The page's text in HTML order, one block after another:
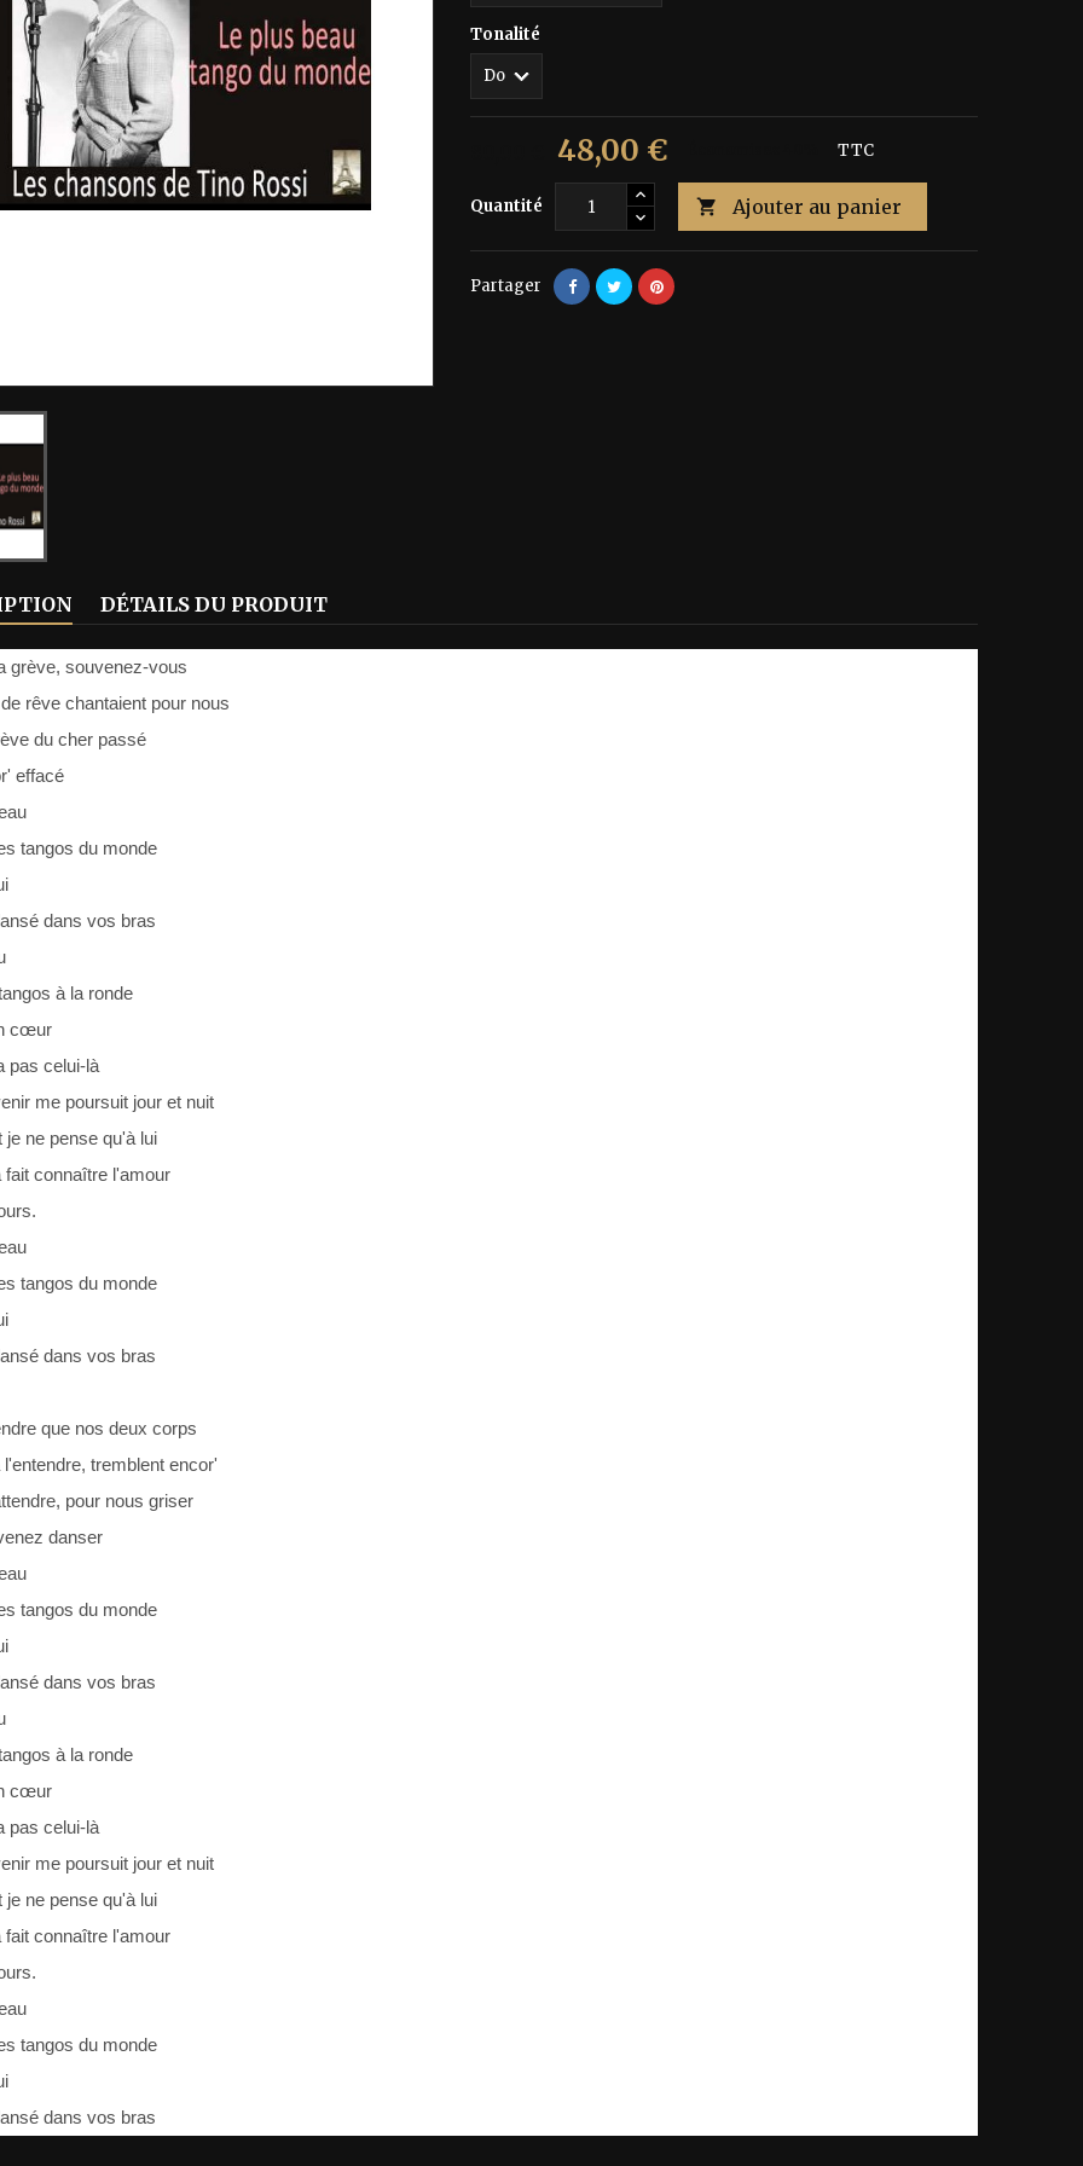
Tonalité
48,00 € TTC
Quantité  Ajouter au panier
Partager
DÉTAILS DU PRODUIT
grève, souvenez-vous
rêve chantaient pour nous
du cher passé
effacé
tangos du monde
dans vos bras
à la ronde
cœur
pas celui-là
me poursuit jour et nuit
je ne pense qu'à lui
fait connaître l'amour
tangos du monde
dans vos bras
que nos deux corps
l'entendre, tremblent encor'
pour nous griser
danser
tangos du monde
dans vos bras
à la ronde
cœur
pas celui-là
me poursuit jour et nuit
je ne pense qu'à lui
fait connaître l'amour
tangos du monde
dans vos bras